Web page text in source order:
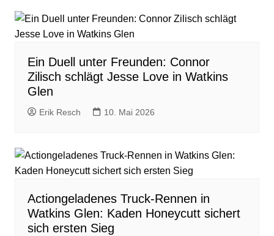
Ein Duell unter Freunden: Connor
Zilisch schlägt Jesse Love in Watkins
Glen
Erik Resch 10. Mai 2026
Actiongeladenes Truck-Rennen in
Watkins Glen: Kaden Honeycutt sichert
sich ersten Sieg